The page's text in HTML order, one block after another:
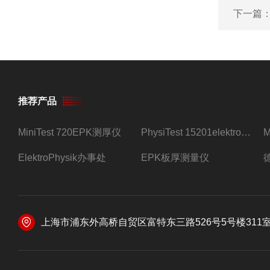
下一篇：
推荐产品
MiniTest 720EPK测厚仪 PhysiTest 15201elektrophysik测厚仪
ElektroPhysik办事处 EPK板厚测量仪
上海市浦东外高桥自贸区富特东三路526号5号楼311